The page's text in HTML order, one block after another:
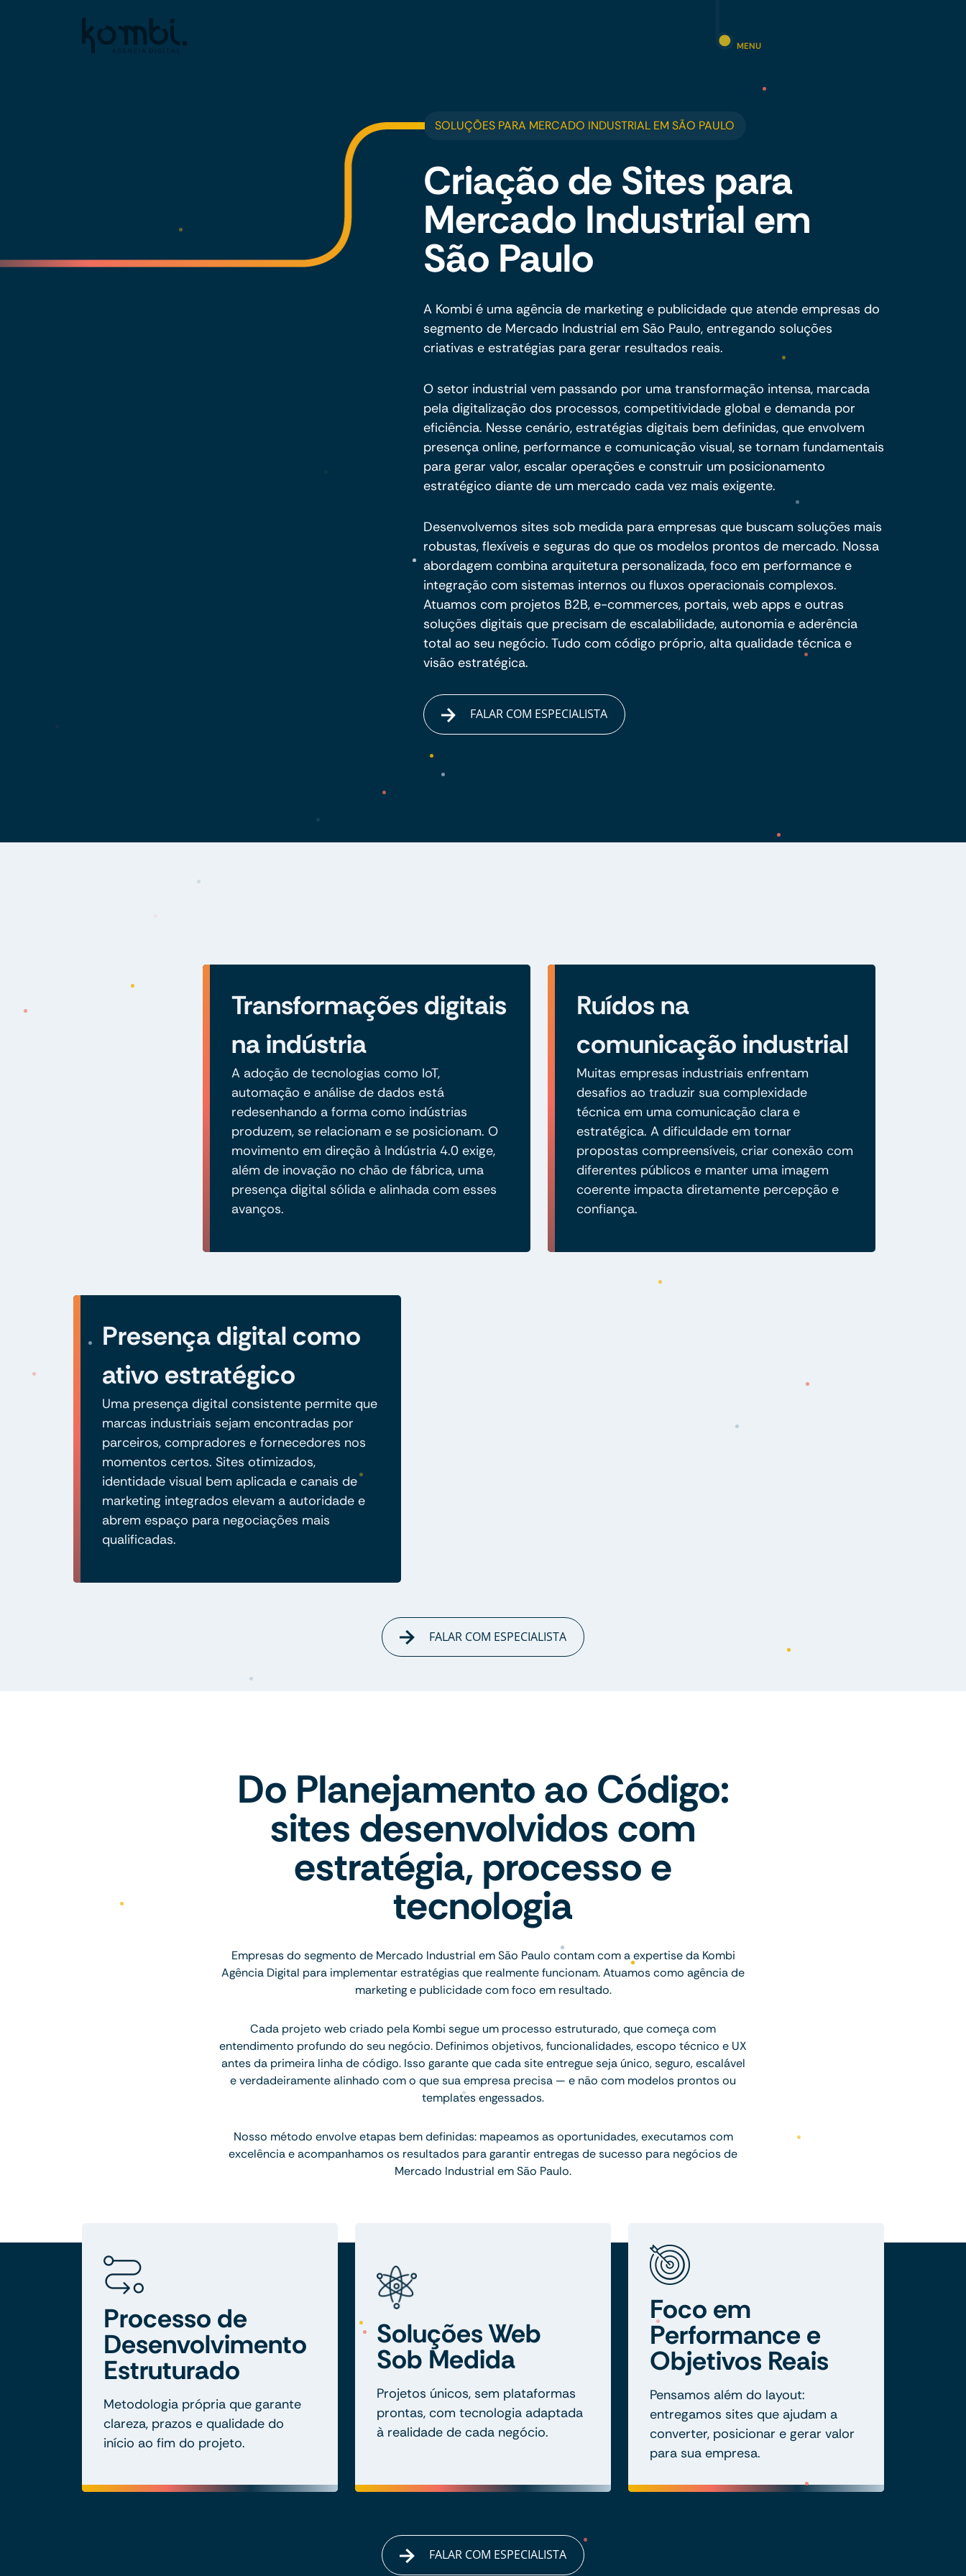
MENU
SOLUÇÕES PARA MERCADO INDUSTRIAL EM SÃO PAULO
Criação de Sites para
Mercado Industrial em
São Paulo
A Kombi é uma agência de marketing e publicidade que atende empresas do
segmento de Mercado Industrial em São Paulo, entregando soluções
criativas e estratégias para gerar resultados reais.
O setor industrial vem passando por uma transformação intensa, marcada
pela digitalização dos processos, competitividade global e demanda por
eficiência. Nesse cenário, estratégias digitais bem definidas, que envolvem
presença online, performance e comunicação visual, se tornam fundamentais
para gerar valor, escalar operações e construir um posicionamento
estratégico diante de um mercado cada vez mais exigente.
Desenvolvemos sites sob medida para empresas que buscam soluções mais
robustas, flexíveis e seguras do que os modelos prontos de mercado. Nossa
abordagem combina arquitetura personalizada, foco em performance e
integração com sistemas internos ou fluxos operacionais complexos.
Atuamos com projetos B2B, e-commerces, portais, web apps e outras
soluções digitais que precisam de escalabilidade, autonomia e aderência
total ao seu negócio. Tudo com código próprio, alta qualidade técnica e
visão estratégica.
FALAR COM ESPECIALISTA
Transformações digitais
na indústria
A adoção de tecnologias como IoT,
automação e análise de dados está
redesenhando a forma como indústrias
produzem, se relacionam e se posicionam. O
movimento em direção à Indústria 4.0 exige,
além de inovação no chão de fábrica, uma
presença digital sólida e alinhada com esses
avanços.
Ruídos na
comunicação industrial
Muitas empresas industriais enfrentam
desafios ao traduzir sua complexidade
técnica em uma comunicação clara e
estratégica. A dificuldade em tornar
propostas compreensíveis, criar conexão com
diferentes públicos e manter uma imagem
coerente impacta diretamente percepção e
confiança.
Presença digital como
ativo estratégico
Uma presença digital consistente permite que
marcas industriais sejam encontradas por
parceiros, compradores e fornecedores nos
momentos certos. Sites otimizados,
identidade visual bem aplicada e canais de
marketing integrados elevam a autoridade e
abrem espaço para negociações mais
qualificadas.
FALAR COM ESPECIALISTA
Do Planejamento ao Código:
sites desenvolvidos com
estratégia, processo e
tecnologia
Empresas do segmento de Mercado Industrial em São Paulo contam com a expertise da Kombi
Agência Digital para implementar estratégias que realmente funcionam. Atuamos como agência de
marketing e publicidade com foco em resultado.
Cada projeto web criado pela Kombi segue um processo estruturado, que começa com
entendimento profundo do seu negócio. Definimos objetivos, funcionalidades, escopo técnico e UX
antes da primeira linha de código. Isso garante que cada site entregue seja único, seguro, escalável
e verdadeiramente alinhado com o que sua empresa precisa — e não com modelos prontos ou
templates engessados.
Nosso método envolve etapas bem definidas: mapeamos as oportunidades, executamos com
excelência e acompanhamos os resultados para garantir entregas de sucesso para negócios de
Mercado Industrial em São Paulo.
Processo de
Desenvolvimento
Estruturado
Metodologia própria que garante
clareza, prazos e qualidade do
início ao fim do projeto.
Soluções Web
Sob Medida
Projetos únicos, sem plataformas
prontas, com tecnologia adaptada
à realidade de cada negócio.
Foco em
Performance e
Objetivos Reais
Pensamos além do layout:
entregamos sites que ajudam a
converter, posicionar e gerar valor
para sua empresa.
FALAR COM ESPECIALISTA